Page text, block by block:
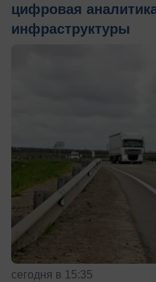
цифровая
инфраструктуры
сегодня в 15:35